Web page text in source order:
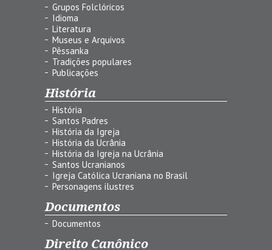
Grupos Folclóricos
Idioma
Literatura
Museus e Arquivos
Pêssanka
Tradições populares
Publicações
História
História
Santos Padres
História da Igreja
História da Ucrânia
História da Igreja na Ucrânia
Santos Ucranianos
Igreja Católica Ucraniana no Brasil
Personagens ilustres
Documentos
Documentos
Direito Canônico